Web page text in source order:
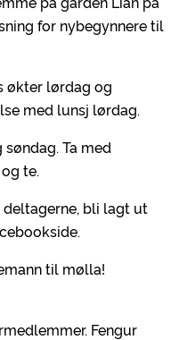
for nybegynnere til
økter lørdag og
med lunsj lørdag.
Ta med
te.
bli lagt ut
til mølla!
Fengur